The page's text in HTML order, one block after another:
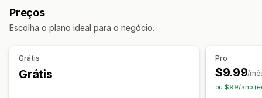
Preços
Escolha o plano ideal para o negócio.
Grátis
Grátis
Pro
$9.99/
ou $99/ano